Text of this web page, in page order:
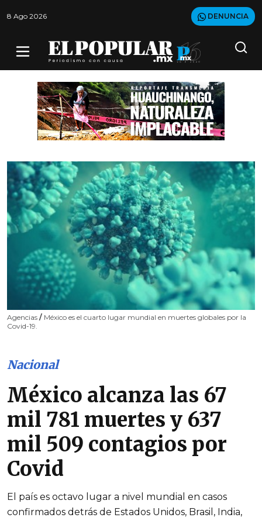
8 Ago 2026 DENUNCIA
Agencias / México es el cuarto lugar mundial en muertes globales por la
Covid-19.
Nacional
México alcanza las 67
mil 781 muertes y 637
mil 509 contagios por
Covid
El país es octavo lugar a nivel mundial en casos
confirmados detrás de Estados Unidos, Brasil, India,